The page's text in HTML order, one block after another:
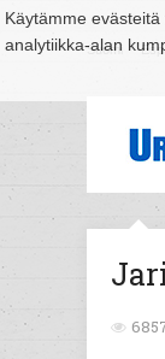
Käytämme
analytiikka-alan
Suomi